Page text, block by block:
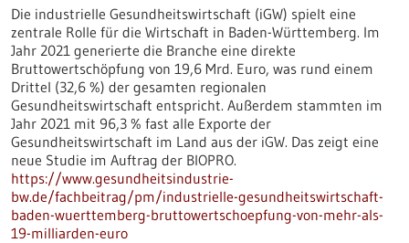
Die industrielle Gesundheitswirtschaft (iGW) spielt eine
zentrale Rolle für die Wirtschaft in Baden-Württemberg. Im
Jahr 2021 generierte die Branche eine direkte
Bruttowertschöpfung von 19,6 Mrd. Euro, was rund einem
Drittel (32,6 %) der gesamten regionalen
Gesundheitswirtschaft entspricht. Außerdem stammten im
Jahr 2021 mit 96,3 % fast alle Exporte der
Gesundheitswirtschaft im Land aus der iGW. Das zeigt eine
neue Studie im Auftrag der BIOPRO.
https://www.gesundheitsindustrie-
bw.de/fachbeitrag/pm/industrielle-gesundheitswirtschaft-
baden-wuerttemberg-bruttowertschoepfung-von-mehr-als-
19-milliarden-euro